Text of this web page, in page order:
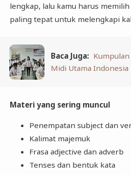
lengkap, lalu kamu harus
paling tepat untuk melengkapi
Baca Juga:
Midi Utama Indonesia
Materi yang sering muncul
Penempatan subject dan
Kalimat majemuk
Frasa adjective dan adverb
Tenses dan bentuk kata